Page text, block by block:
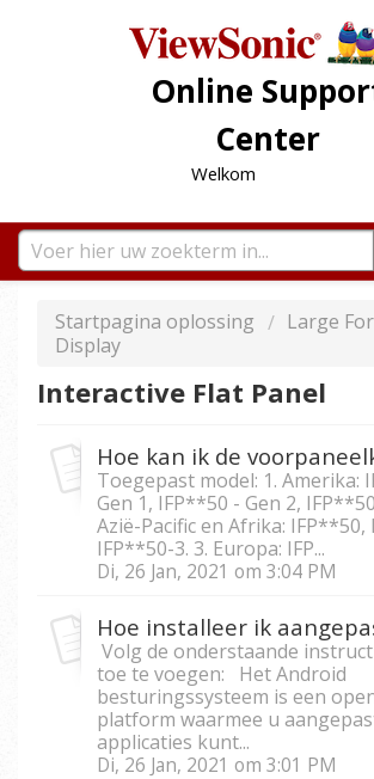
Online
Center
Welkom
Startpagina oplossing
Large
Display
Interactive Flat Panel
Toegepast model: 1. Amerika:
Gen 1, IFP**50 - Gen 2,
Azië-Pacific en Afrika: IFP**50,
IFP**50-3. 3. Europa: IFP...
Di, 26 Jan, 2021 om 3:04 PM
Volg de onderstaande
toe te voegen: Het Android
besturingssysteem is een
platform waarmee u
applicaties kunt...
Di, 26 Jan, 2021 om 3:01 PM